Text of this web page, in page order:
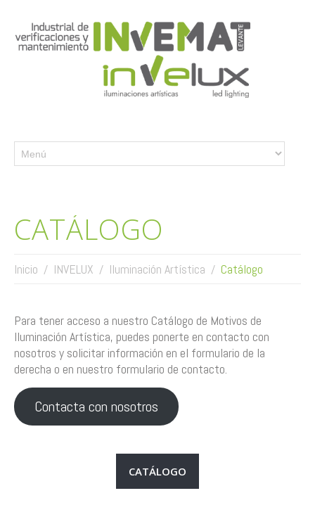
CATÁLOGO
Inicio INVELUX Iluminación Artística Catálogo
Para tener acceso a nuestro Catálogo de Motivos de
Iluminación Artística, puedes ponerte en contacto con
nosotros y solicitar información en el formulario de la
derecha o en nuestro formulario de contacto.
Contacta con nosotros
CATÁLOGO